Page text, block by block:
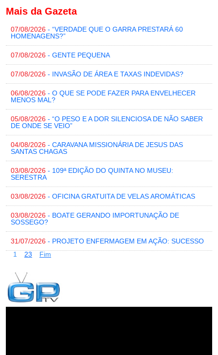
Mais da Gazeta
07/08/2026 - “VERDADE QUE O GARRA PRESTARÁ 60
HOMENAGENS?”
07/08/2026 - GENTE PEQUENA
07/08/2026 - INVASÃO DE ÁREA E TAXAS INDEVIDAS?
06/08/2026 - O QUE SE PODE FAZER PARA ENVELHECER
MENOS MAL?
05/08/2026 - “O PESO E A DOR SILENCIOSA DE NÃO SABER
DE ONDE SE VEIO”
04/08/2026 - CARAVANA MISSIONÁRIA DE JESUS DAS
SANTAS CHAGAS
03/08/2026 - 109ª EDIÇÃO DO QUINTA NO MUSEU:
SERESTRA
03/08/2026 - OFICINA GRATUITA DE VELAS AROMÁTICAS
03/08/2026 - BOATE GERANDO IMPORTUNAÇÃO DE
SOSSEGO?
31/07/2026 - PROJETO ENFERMAGEM EM AÇÃO: SUCESSO
1
23 Fim